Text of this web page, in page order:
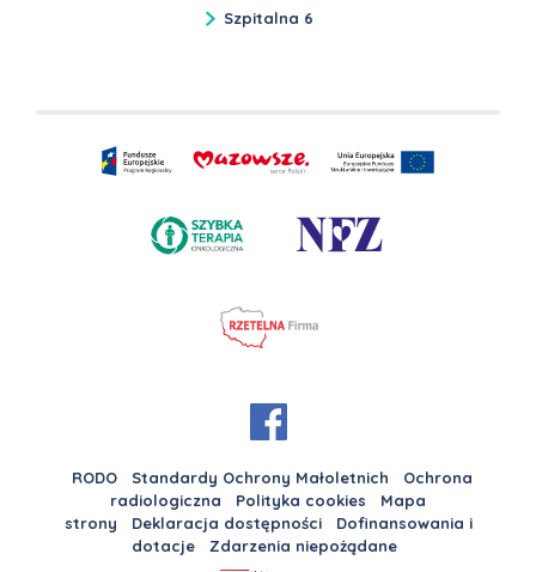
Szpitalna 6
RODO Standardy Ochrony Małoletnich
Ochrona
radiologiczna
Polityka cookies
Mapa
strony
Deklaracja dostępności
Dofinansowania i
dotacje
Zdarzenia niepożądane